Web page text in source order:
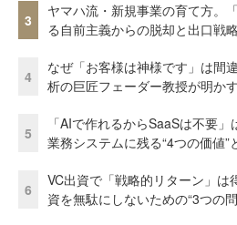
3
ヤマハ流・新規事業の育て方。
る自前主義からの脱却と出口戦
4
なぜ「お客様は神様です」は間
析の巨匠フェーダー教授が明か
5
「AIで作れるからSaaSは不要」
業務システムに残る“4つの価値”
6
VC出資で「戦略的リターン」
資を無駄にしないための“3つの